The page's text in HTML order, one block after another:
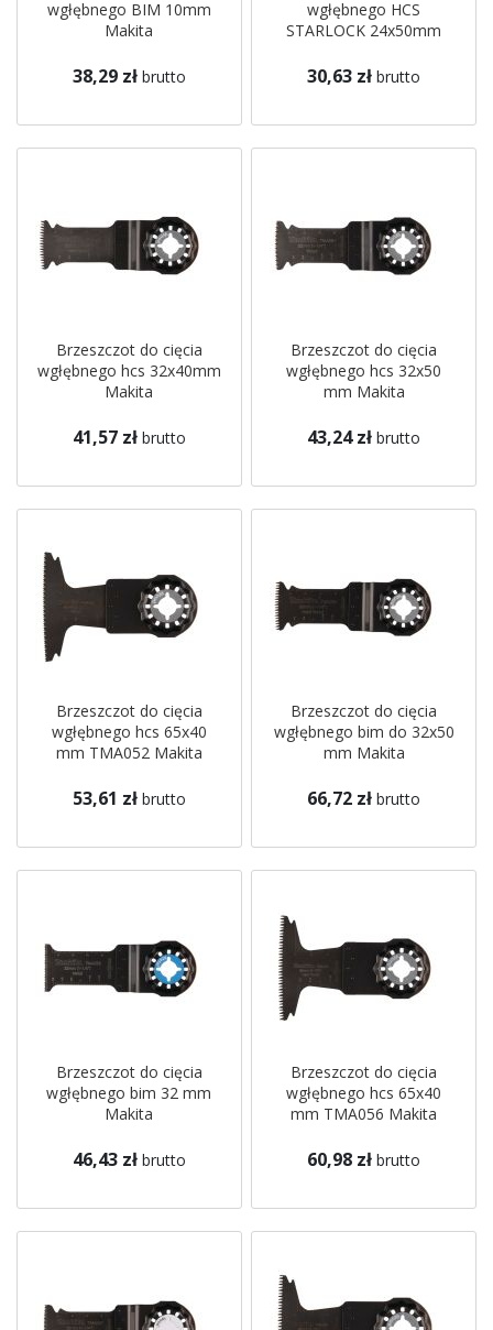
wgłębnego BIM 10mm
Makita
38,29 zł brutto
wgłębnego HCS
STARLOCK 24x50mm
30,63 zł brutto
Brzeszczot do cięcia
wgłębnego hcs 32x40mm
Makita
41,57 zł brutto
Brzeszczot do cięcia
wgłębnego hcs 32x50
mm Makita
43,24 zł brutto
Brzeszczot do cięcia
wgłębnego hcs 65x40
mm TMA052 Makita
53,61 zł brutto
Brzeszczot do cięcia
wgłębnego bim do 32x50
mm Makita
66,72 zł brutto
Brzeszczot do cięcia
wgłębnego bim 32 mm
Makita
46,43 zł brutto
Brzeszczot do cięcia
wgłębnego hcs 65x40
mm TMA056 Makita
60,98 zł brutto